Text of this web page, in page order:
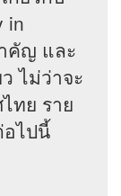
in
คัญ และ
ไม่ว่าจะ
ทย ราย
อไปนี้